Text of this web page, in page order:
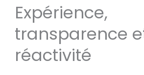
Expérience,
transparence
réactivité